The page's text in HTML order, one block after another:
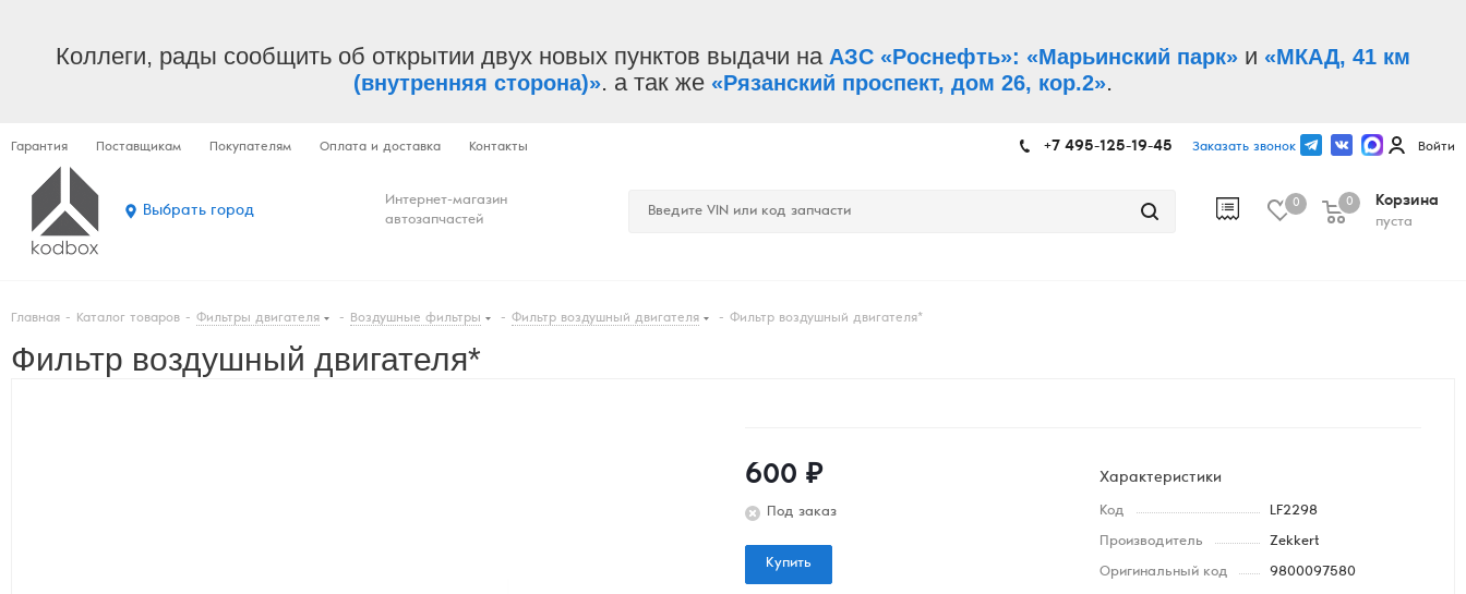
Коллеги, рады сообщить об открытии двух новых пунктов выдачи на АЗС «Роснефть»: «Марьинский парк» и «МКАД, 41 км
(внутренняя сторона)». а так же «Рязанский проспект, дом 26, кор.2».
Гарантия Поставщикам Покупателям Оплата и доставка Контакты +7 495-125-19-45 Заказать звонок Войти
Выбрать город
Интернет-магазин
автозапчастей
0
Корзина
пуста
0
Главная - Каталог товаров - Фильтры двигателя - Воздушные фильтры - Фильтр воздушный двигателя - Фильтр воздушный двигателя*
Фильтр воздушный двигателя*
600 ₽
Под заказ
Купить
Характеристики
Код LF2298
Производитель Zekkert
Оригинальный код 9800097580